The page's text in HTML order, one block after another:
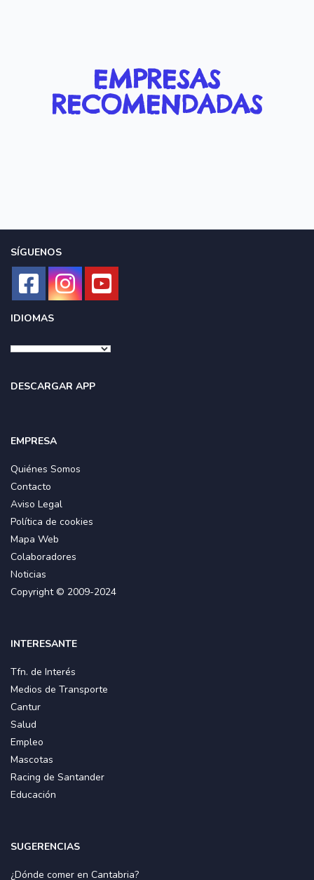
EMPRESAS
RECOMENDADAS
SÍGUENOS
IDIOMAS
DESCARGAR APP
EMPRESA
Quiénes Somos
Contacto
Aviso Legal
Política de cookies
Mapa Web
Colaboradores
Noticias
Copyright © 2009-2024
INTERESANTE
Tfn. de Interés
Medios de Transporte
Cantur
Salud
Empleo
Mascotas
Racing de Santander
Educación
SUGERENCIAS
¿Dónde comer en Cantabria?